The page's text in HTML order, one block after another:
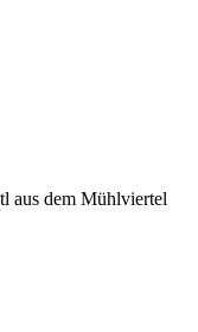
aus dem Mühlviertel